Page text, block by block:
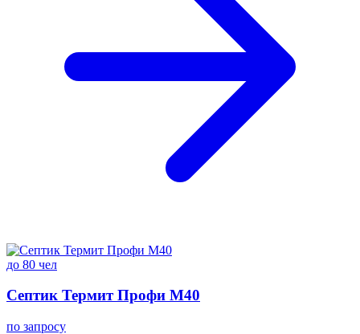
до 80 чел
Септик Термит Профи M40
по запросу